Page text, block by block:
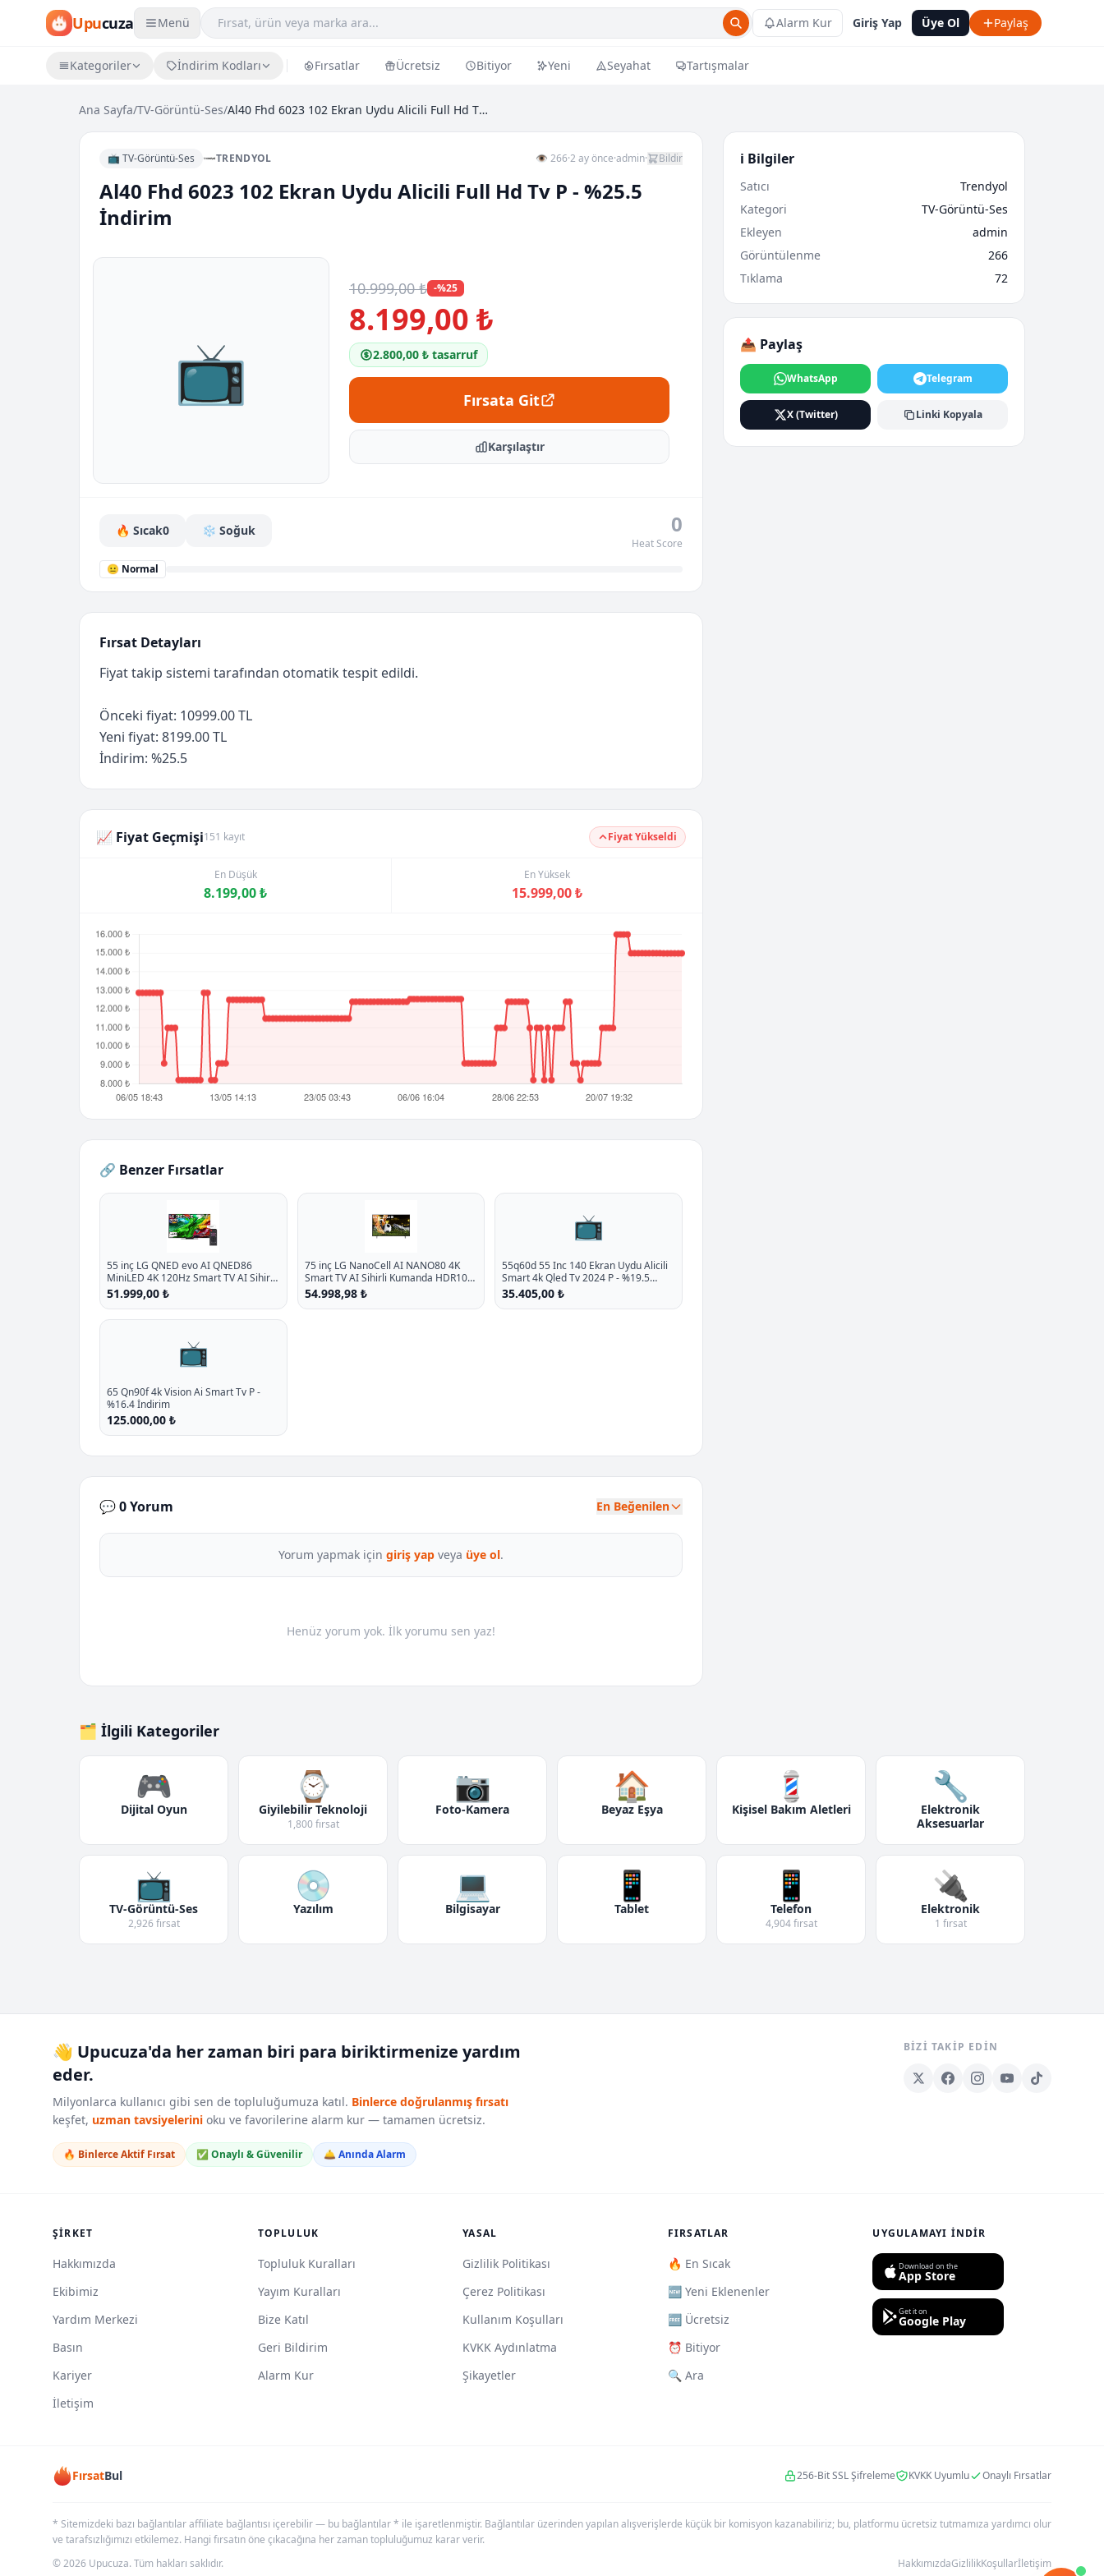
Upucuza Menü Alarm Kur Giriş Yap Üye Ol Paylaş
Kategoriler İndirim Kodları Fırsatlar Ücretsiz Bitiyor Yeni Seyahat Tartışmalar
Ana Sayfa/TV-Görüntü-Ses/ Al40 Fhd 6023 102 Ekran Uydu Alicili Full Hd Tv P...
📺 TV-Görüntü-Ses TRENDYOL 👁 266·2 ay önce·admin· Bildir
Al40 Fhd 6023 102 Ekran Uydu Alicili Full Hd Tv P - %25.5
İndirim
📺
10.999,00 ₺ -%25
8.199,00 ₺
2.800,00 ₺ tasarruf
Fırsata Git
Karşılaştır
🔥 Sıcak0 ❄️ Soğuk 0
Heat Score
😐 Normal
Fırsat Detayları
Fiyat takip sistemi tarafından otomatik tespit edildi.
Önceki fiyat: 10999.00 TL
Yeni fiyat: 8199.00 TL
İndirim: %25.5
📈 Fiyat Geçmişi151 kayıt Fiyat Yükseldi
En Düşük
8.199,00 ₺
En Yüksek
15.999,00 ₺
🔗 Benzer Fırsatlar
55 inç LG QNED evo AI QNED86
MiniLED 4K 120Hz Smart TV AI Sihirli
Kumanda webOS25 2025
51.999,00 ₺
75 inç LG NanoCell AI NANO80 4K
Smart TV AI Sihirli Kumanda HDR10
webOS25 2025
54.998,98 ₺
📺
55q60d 55 Inc 140 Ekran Uydu Alicili
Smart 4k Qled Tv 2024 P - %19.5
İndirim
35.405,00 ₺
📺
65 Qn90f 4k Vision Ai Smart Tv P -
%16.4 İndirim
125.000,00 ₺
💬 0 Yorum En Beğenilen
Yorum yapmak için giriş yap veya üye ol.
Henüz yorum yok. İlk yorumu sen yaz!
ℹ️ Bilgiler
Satıcı
Trendyol
Kategori
TV-Görüntü-Ses
Ekleyen
admin
Görüntülenme
266
Tıklama
72
📤 Paylaş
WhatsApp Telegram
X (Twitter) Linki Kopyala
🗂️ İlgili Kategoriler
🎮
Dijital Oyun
⌚
Giyilebilir Teknoloji
1,800 fırsat
📷
Foto-Kamera
🏠
Beyaz Eşya
💈
Kişisel Bakım Aletleri
🔧
Elektronik
Aksesuarlar
📺
TV-Görüntü-Ses
2,926 fırsat
💿
Yazılım
💻
Bilgisayar
📱
Tablet
📱
Telefon
4,904 fırsat
🔌
Elektronik
1 fırsat
👋 Upucuza'da her zaman biri para biriktirmenize yardım
eder.
Milyonlarca kullanıcı gibi sen de topluluğumuza katıl. Binlerce doğrulanmış fırsatı
keşfet, uzman tavsiyelerini oku ve favorilerine alarm kur — tamamen ücretsiz.
🔥 Binlerce Aktif Fırsat ✅ Onaylı & Güvenilir 🛎️ Anında Alarm
BIZI TAKIP EDIN
ŞIRKET
Hakkımızda
Ekibimiz
Yardım Merkezi
Basın
Kariyer
İletişim
TOPLULUK
Topluluk Kuralları
Yayım Kuralları
Bize Katıl
Geri Bildirim
Alarm Kur
YASAL
Gizlilik Politikası
Çerez Politikası
Kullanım Koşulları
KVKK Aydınlatma
Şikayetler
FIRSATLAR
🔥 En Sıcak
🆕 Yeni Eklenenler
🆓 Ücretsiz
⏰ Bitiyor
🔍 Ara
UYGULAMAYI İNDIR
Download on the
App Store
Get it on
Google Play
FırsatBul 256-Bit SSL Şifreleme KVKK Uyumlu Onaylı Fırsatlar
* Sitemizdeki bazı bağlantılar affiliate bağlantısı içerebilir — bu bağlantılar * ile işaretlenmiştir. Bağlantılar üzerinden yapılan alışverişlerde küçük bir komisyon kazanabiliriz; bu, platformu ücretsiz tutmamıza yardımcı olur
ve tarafsızlığımızı etkilemez. Hangi fırsatın öne çıkacağına her zaman topluluğumuz karar verir.
© 2026 Upucuza. Tüm hakları saklıdır.
HakkımızdaGizlilikKoşullarİletişim